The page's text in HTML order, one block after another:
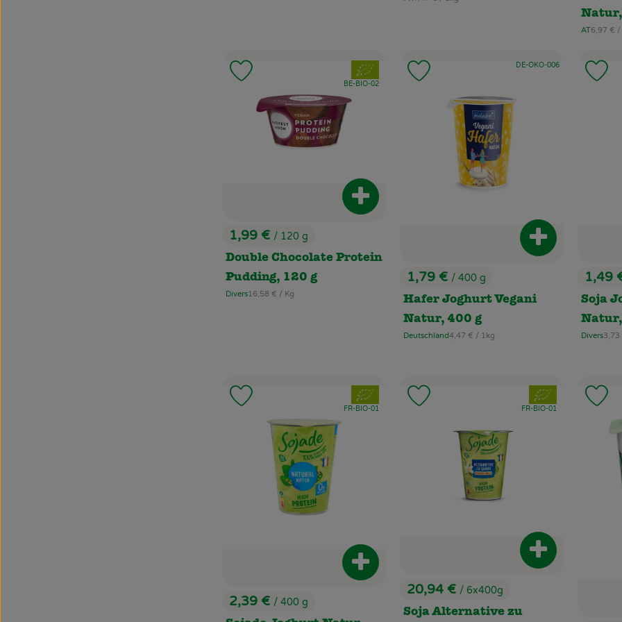
, Herkunft:
, Herkunft:
AT,6,97 € /
, Preis:
1,99 € / 120 g
Double Chocolate Protein
Pudding, 120 g
, Herkunft:
Divers, Referenzpreis:
16,58 € / Kg
Produkt zum Warenkorb hinzufügen
, Verband:
, Kontrollstelle:
BE-BIO-02
Produkt zu Favouriten hinzufügen
, Preis:
1,79 € / 400 g
Hafer Joghurt Vegani
Natur, 400 g
, Herkunft:
Deutschland, Referenzpreis:
4,47 € / 1kg
Produkt zum
, Kontrollstelle:
DE-ÖKO-006
Produkt zu Favouriten hinzufügen
,
1,49
Soja
, Herkunft:
Divers,3,73
, Preis:
2,39 € / 400 g
Produkt zum Warenkorb hinzufügen
, Verband:
, Kontrollstelle:
FR-BIO-01
Produkt zu Favouriten hinzufügen
, Preis:
20,94 € / 6x400g
Soja Alternative zu
Produkt zum
, Verband:
, Kontrollstelle:
FR-BIO-01
Produkt zu Favouriten hinzufügen